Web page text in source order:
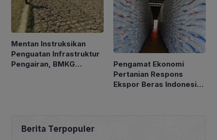
Mentan Instruksikan
Penguatan Infrastruktur
Pengairan, BMKG
Pengamat Ekonomi
Pertanian Respons
Ekspor Beras Indonesia
Berita Terpopuler